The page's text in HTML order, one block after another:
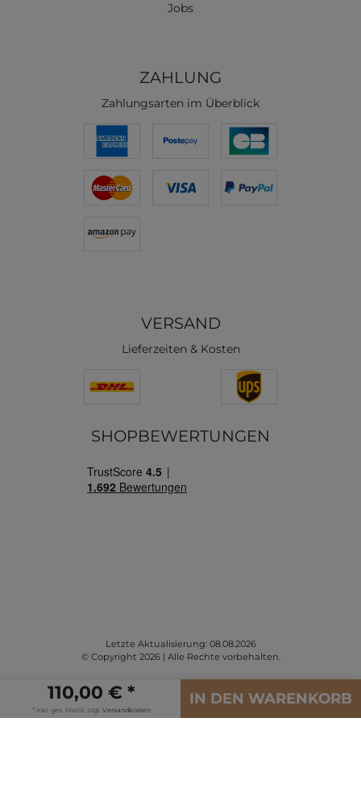
110,00 € *
* inkl. ges. MwSt. zzgl. Versandkosten
IN DEN WARENKORB
Jobs
ZAHLUNG
Zahlungsarten im Überblick
VERSAND
Lieferzeiten & Kosten
SHOPBEWERTUNGEN
Letzte Aktualisierung: 08.08.2026
© Copyright 2026 | Alle Rechte vorbehalten.